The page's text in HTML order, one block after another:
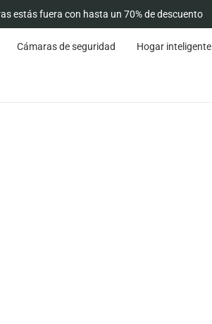
estás fuera con hasta un 70% de descuento
Cámaras de seguridad Hogar inteligente